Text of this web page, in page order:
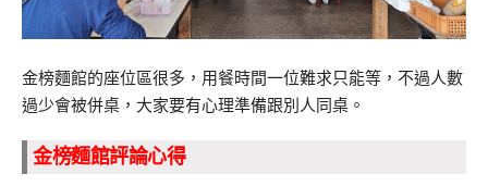
金榜麵館的座位區很多，用餐時間一位難求只能等，不過人數
過少會被併桌，大家要有心理準備跟別人同桌。
金榜麵館評論心得